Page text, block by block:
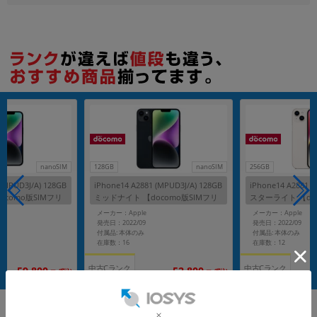
nanoSIM
A) 128GB
版SIMフリ
59,800 円 (税込)
128GB nanoSIM
iPhone14 A2881 (MPUD3J/A) 128GB
ミッドナイト 【docomo版SIMフリ
ー】
メーカー：Apple
発売日：2022/09
付属品: 本体のみ
在庫数：16
中古Cランク 52,800 円 (税込)
256GB
iPhone14 A2881
スターライト 【
ー】
メーカー：Apple
発売日：2022/09
付属品: 本体のみ
在庫数：12
中古Cランク